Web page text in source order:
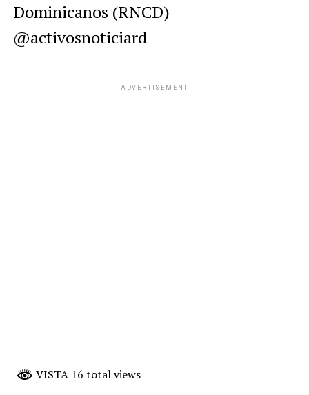
Dominicanos (RNCD)
@activosnoticiard
ADVERTISEMENT
VISTA 16 total views